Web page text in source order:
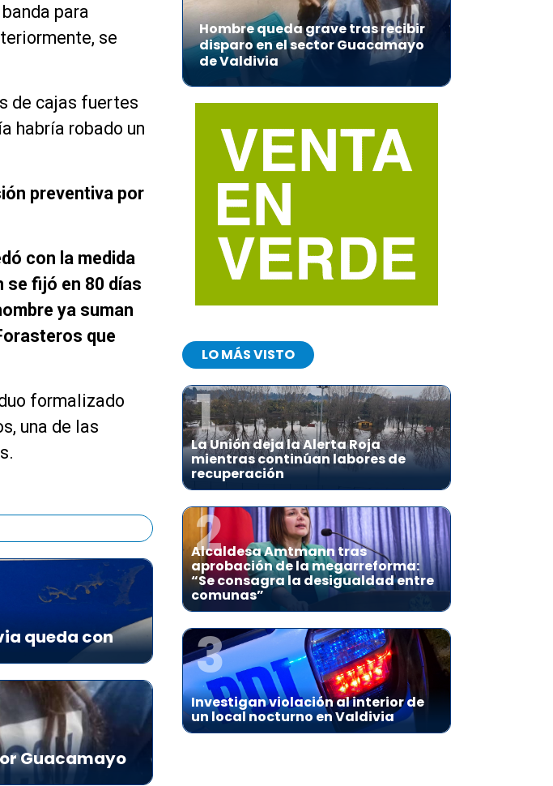
para
se
de cajas fuertes
habría robado un
preventiva por
con la medida
se fijó en 80 días
ya suman
que
formalizado
una de las
queda con
Guacamayo
Hombre queda grave tras recibir
disparo en el sector Guacamayo
de Valdivia
LO MÁS VISTO
1
La Unión deja la Alerta Roja
mientras continúan labores de
recuperación
2
Alcaldesa Amtmann tras
aprobación de la megarreforma:
“Se consagra la desigualdad entre
comunas”
3
Investigan violación al interior de
un local nocturno en Valdivia